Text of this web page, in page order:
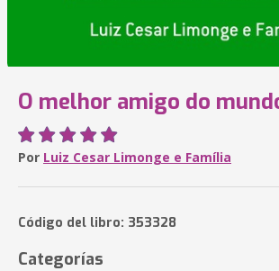
O melhor amigo do
Por Luiz Cesar Limonge e Família
Código del libro: 353328
Categorías